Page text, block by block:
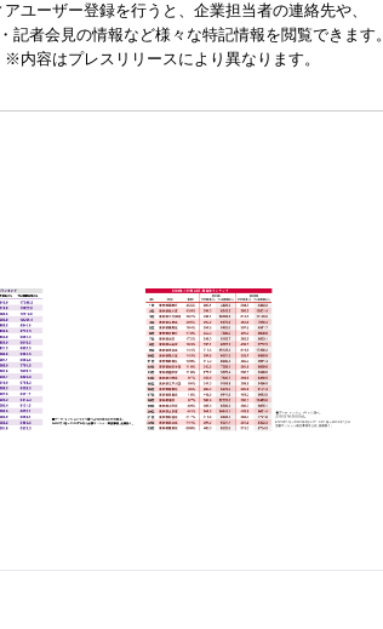
アユーザー登録を行うと、企業担当者の連絡先や、
記者会見の情報など様々な特記情報を閲覧できます。
※内容はプレスリリースにより異なります。